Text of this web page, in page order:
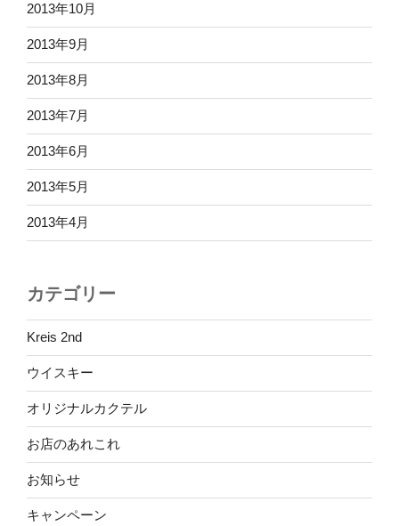
2013年10月
2013年9月
2013年8月
2013年7月
2013年6月
2013年5月
2013年4月
カテゴリー
Kreis 2nd
ウイスキー
オリジナルカクテル
お店のあれこれ
お知らせ
キャンペーン